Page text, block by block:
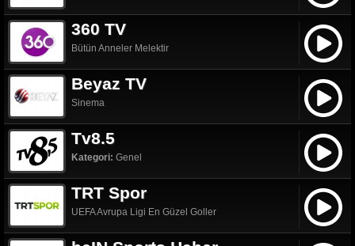
360 TV
Bütün Anneler Melektir
Beyaz TV
Sinema
Tv8.5
Kategori: Genel
TRT Spor
UEFA Avrupa Ligi En Güzel Goller